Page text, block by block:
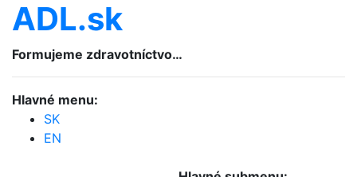
ADL.sk
Formujeme zdravotníctvo…
Hlavné menu:
SK
EN